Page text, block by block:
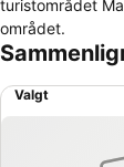
turistområdet
området.
Valgt